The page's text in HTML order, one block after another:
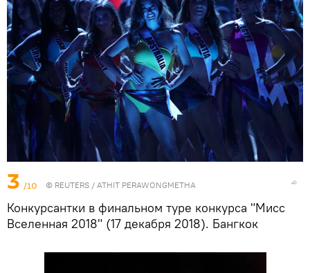
3 /10 © REUTERS / ATHIT PERAWONGMETHA
Конкурсантки в финальном туре конкурса "Мисс
Вселенная 2018" (17 декабря 2018). Бангкок